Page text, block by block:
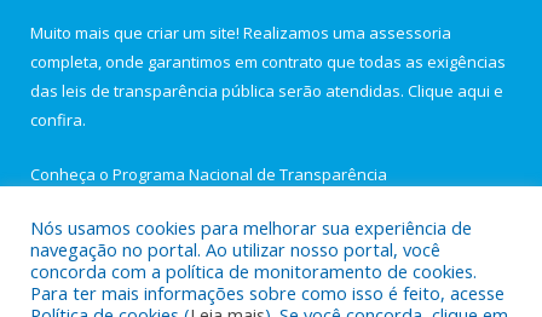
Muito mais que criar um site! Realizamos uma assessoria
completa, onde garantimos em contrato que todas as exigências
das leis de transparência pública serão atendidas. Clique aqui e
confira.
Conheça o Programa Nacional de Transparência
Todos os direitos reservados a Câmara Municipal de Igarapé-
Nós usamos cookies para melhorar sua experiência de
navegação no portal. Ao utilizar nosso portal, você
concorda com a política de monitoramento de cookies.
Para ter mais informações sobre como isso é feito, acesse